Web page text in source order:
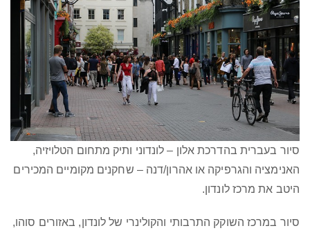
סיור בעברית בהדרכת אלון – לונדוני ותיק מתחום הטלויזיה,
האנימציה והגרפיקה או אהרון/דנה – שחקנים מקומיים המכירים
היטב את מרכז לונדון.
סיור במרכז השוקק התרבותי והקולינרי של לונדון, באזורים סוהו,